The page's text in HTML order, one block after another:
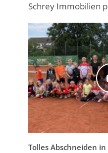
Schrey Immobilien
Tolles Abschneiden